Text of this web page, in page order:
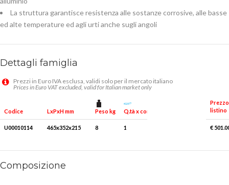
La struttura garantisce resistenza alle sostanze corrosive, alle basse
ed alte temperature ed agli urti anche sugli angoli
Dettagli famiglia
Prezzi in Euro IVA esclusa, validi solo per il mercato italiano
Prices in Euro VAT excluded, valid for Italian market only
Codice LxPxH mm Peso kg Q.tà x conf.
Prezzo
listino
U00010114 465x352x215 8 1 €
Composizione